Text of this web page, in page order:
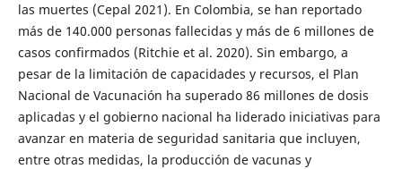
las muertes (Cepal 2021). En Colombia, se han reportado
más de 140.000 personas fallecidas y más de 6 millones de
casos confirmados (Ritchie et al. 2020). Sin embargo, a
pesar de la limitación de capacidades y recursos, el Plan
Nacional de Vacunación ha superado 86 millones de dosis
aplicadas y el gobierno nacional ha liderado iniciativas para
avanzar en materia de seguridad sanitaria que incluyen,
entre otras medidas, la producción de vacunas y